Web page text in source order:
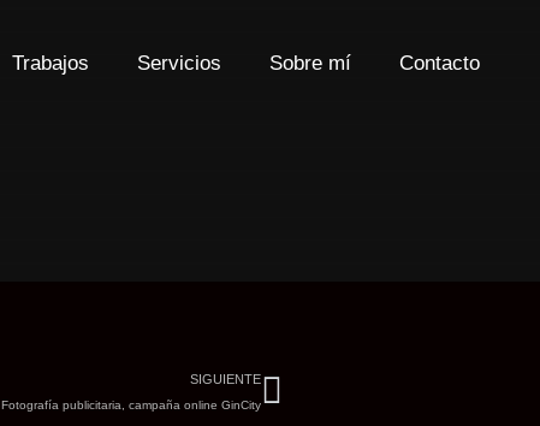
Trabajos Servicios Sobre mí Contacto
SIGUIENTE
Fotografía publicitaria, campaña online GinCity
Siguiente